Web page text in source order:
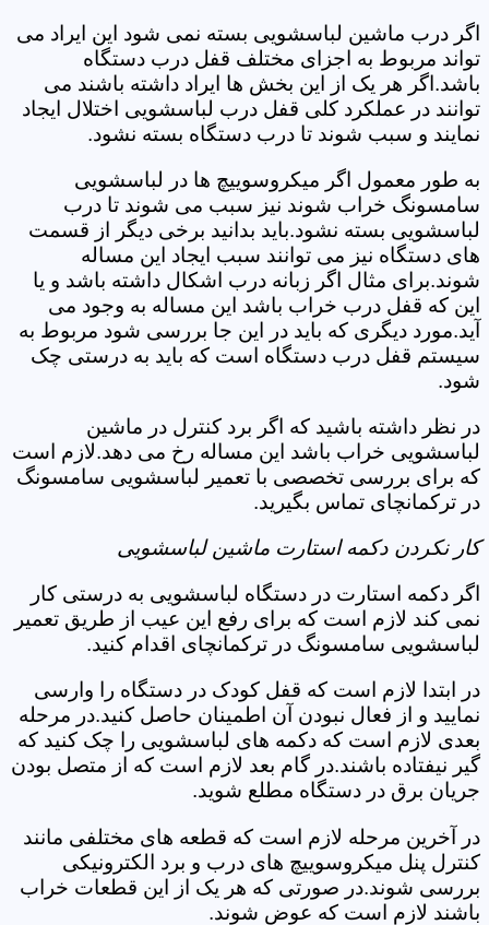
اگر درب ماشین لباسشویی بسته نمی شود این ایراد می
تواند مربوط به اجزای مختلف قفل درب دستگاه
باشد.اگر هر یک از این بخش ها ایراد داشته باشند می
توانند در عملکرد کلی قفل درب لباسشویی اختلال ایجاد
نمایند و سبب شوند تا درب دستگاه بسته نشود.
به طور معمول اگر میکروسوییچ ها در لباسشویی
سامسونگ خراب شوند نیز سبب می شوند تا درب
لباسشویی بسته نشود.باید بدانید برخی دیگر از قسمت
های دستگاه نیز می توانند سبب ایجاد این مساله
شوند.برای مثال اگر زبانه درب اشکال داشته باشد و یا
این که قفل درب خراب باشد این مساله به وجود می
آید.مورد دیگری که باید در این جا بررسی شود مربوط به
سیستم قفل درب دستگاه است که باید به درستی چک
شود.
در نظر داشته باشید که اگر برد کنترل در ماشین
لباسشویی خراب باشد این مساله رخ می دهد.لازم است
که برای بررسی تخصصی با تعمیر لباسشویی سامسونگ
در ترکمانچای تماس بگیرید.
کار نکردن دکمه استارت ماشین لباسشویی
اگر دکمه استارت در دستگاه لباسشویی به درستی کار
نمی کند لازم است که برای رفع این عیب از طریق تعمیر
لباسشویی سامسونگ در ترکمانچای اقدام کنید.
در ابتدا لازم است که قفل کودک در دستگاه را وارسی
نمایید و از فعال نبودن آن اطمینان حاصل کنید.در مرحله
بعدی لازم است که دکمه های لباسشویی را چک کنید که
گیر نیفتاده باشند.در گام بعد لازم است که از متصل بودن
جریان برق در دستگاه مطلع شوید.
در آخرین مرحله لازم است که قطعه های مختلفی مانند
کنترل پنل میکروسوییچ های درب و برد الکترونیکی
بررسی شوند.در صورتی که هر یک از این قطعات خراب
باشند لازم است که عوض شوند.